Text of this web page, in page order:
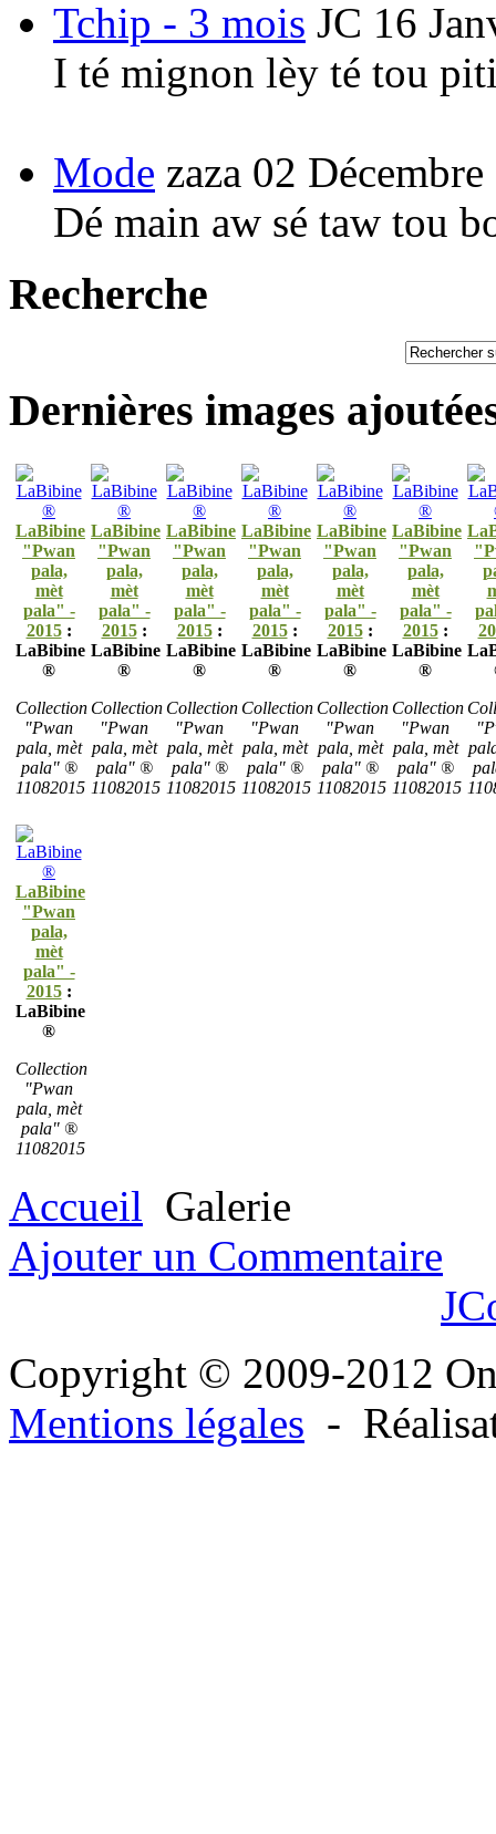
Tchip - 3 mois JC 16
I té mignon lèy té tou
Mode zaza 02
Dé main aw sé taw tou
Recherche
Dernières images
LaBibine
"Pwan
pala,
mèt
pala" -
2015:
LaBibine
®
Collection
"Pwan
pala, mèt
pala" ®
11082015
LaBibine
"Pwan
pala,
mèt
pala" -
2015:
LaBibine
®
Collection
"Pwan
pala, mèt
pala" ®
11082015
LaBibine
"Pwan
pala,
mèt
pala" -
2015:
LaBibine
®
Collection
"Pwan
pala, mèt
pala" ®
11082015
LaBibine
"Pwan
pala,
mèt
pala" -
2015:
LaBibine
®
Collection
"Pwan
pala, mèt
pala" ®
11082015
LaBibine
"Pwan
pala,
mèt
pala" -
2015:
LaBibine
®
Collection
"Pwan
pala, mèt
pala" ®
11082015
LaBibine
"Pwan
pala,
mèt
pala" -
2015:
LaBibine
®
Collection
"Pwan
pala, mèt
pala" ®
11082015
LaBibine
"Pwan
pala,
mèt
pala" -
2015:
LaBibine
®
Collection
"Pwan
pala, mèt
pala" ®
11082015
Accueil Galerie
Ajouter un Commentaire
Copyright © 2009-2012
Mentions légales -